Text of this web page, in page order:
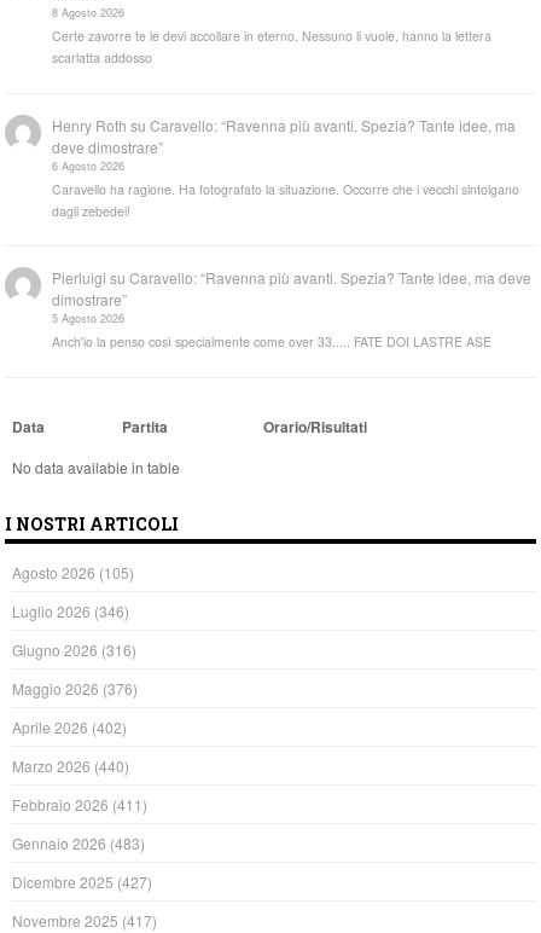
8 Agosto 2026
Certe zavorre te le devi accollare in eterno. Nessuno li vuole, hanno la lettera
scarlatta addosso
Henry Roth suCaravello: “Ravenna più avanti. Spezia? Tante idee, ma
deve dimostrare”
6 Agosto 2026
Caravello ha ragione. Ha fotografato la situazione. Occorre che i vecchi sintolgano
dagli zebedei!
Pierluigi suCaravello: “Ravenna più avanti. Spezia? Tante idee, ma deve
dimostrare”
5 Agosto 2026
Anch'io la penso così specialmente come over 33..... FATE DOI LASTRE ASE
Data Partita Orario/Risultati
No data available in table
I NOSTRI ARTICOLI
Agosto 2026 (105)
Luglio 2026 (346)
Giugno 2026 (316)
Maggio 2026 (376)
Aprile 2026 (402)
Marzo 2026 (440)
Febbraio 2026 (411)
Gennaio 2026 (483)
Dicembre 2025 (427)
Novembre 2025 (417)